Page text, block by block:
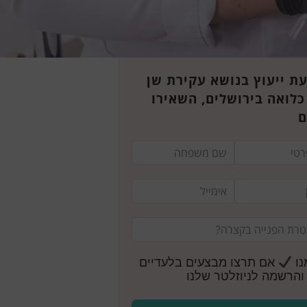
ייעוץ בנושא עקירת שן
כלואה בירושלים, השאירו
אם תרצו מבצעים בלעדיים
והרשמה לניוזלטר שלנו